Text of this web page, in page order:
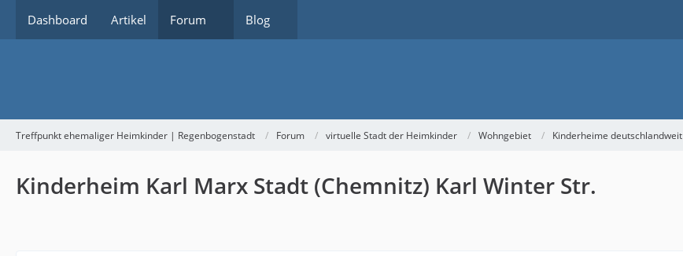
Dashboard Artikel Forum Blog
Treffpunkt ehemaliger Heimkinder | Regenbogenstadt Forum virtuelle Stadt der Heimkinder Wohngebiet Kinderheime deutschlandweit
Kinderheim Karl Marx Stadt (Chemnitz) Karl Winter Str.